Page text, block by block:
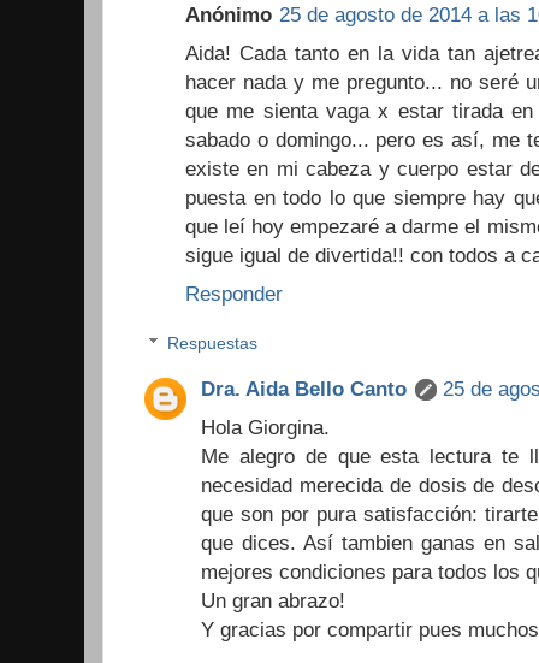
Anónimo 25 de agosto de 2014 a las
Aida! Cada tanto en la vida tan
hacer nada y me pregunto... no seré
que me sienta vaga x estar tirada
sabado o domingo... pero es así, me
existe en mi cabeza y cuerpo estar
puesta en todo lo que siempre hay
que leí hoy empezaré a darme el
sigue igual de divertida!! con todos a
Responder
Respuestas
Dra. Aida Bello Canto
25 de
Hola Giorgina.
Me alegro de que esta lectura te
necesidad merecida de dosis de
que son por pura satisfacción:
que dices. Así tambien ganas en
mejores condiciones para todos los
Un gran abrazo!
Y gracias por compartir pues